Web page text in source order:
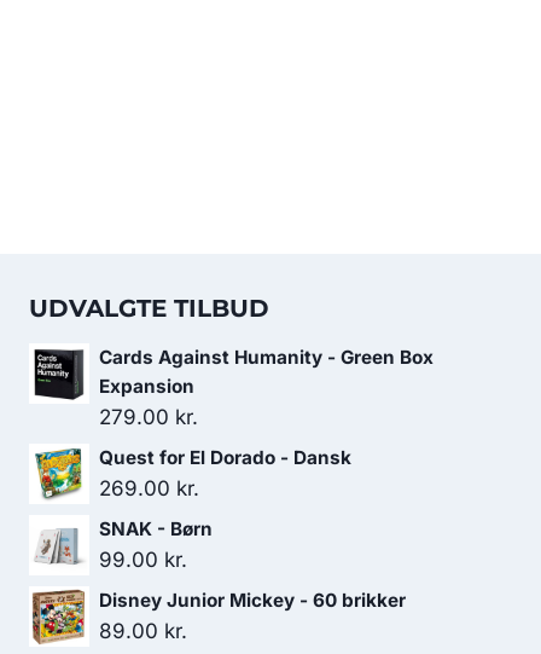
UDVALGTE TILBUD
Cards Against Humanity - Green Box
Expansion
279.00 kr.
Quest for El Dorado - Dansk
269.00 kr.
SNAK - Børn
99.00 kr.
Disney Junior Mickey - 60 brikker
89.00 kr.